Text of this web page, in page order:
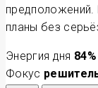
предположений.
планы без
Энергия дня 84%
Фокус